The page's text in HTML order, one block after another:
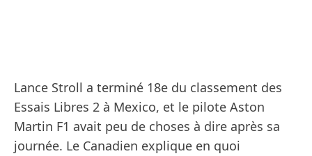
Lance Stroll a terminé 18e du classement des
Essais Libres 2 à Mexico, et le pilote Aston
Martin F1 avait peu de choses à dire après sa
journée. Le Canadien explique en quoi